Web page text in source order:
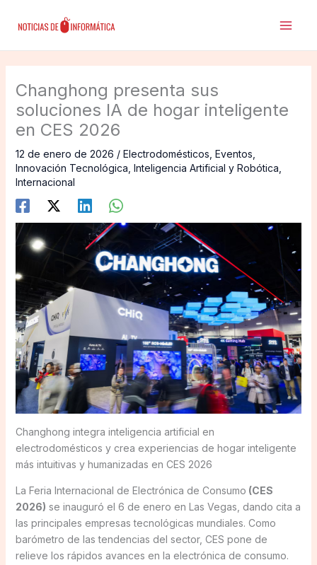
Changhong presenta sus
soluciones IA de hogar inteligente
en CES 2026
12 de enero de 2026 / Electrodomésticos Eventos
Innovación Tecnológica Inteligencia Artificial y Robótica
Internacional
Changhong integra inteligencia artificial en
electrodomésticos y crea experiencias de hogar inteligente
más intuitivas y humanizadas en CES 2026
La Feria Internacional de Electrónica de Consumo (CES
2026) se inauguró el 6 de enero en Las Vegas, dando cita a
las principales empresas tecnológicas mundiales. Como
barómetro de las tendencias del sector, CES pone de
relieve los rápidos avances en la electrónica de consumo.